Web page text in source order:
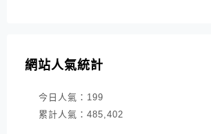
網站人氣統計
今日人氣： 199
累計人氣： 485,402